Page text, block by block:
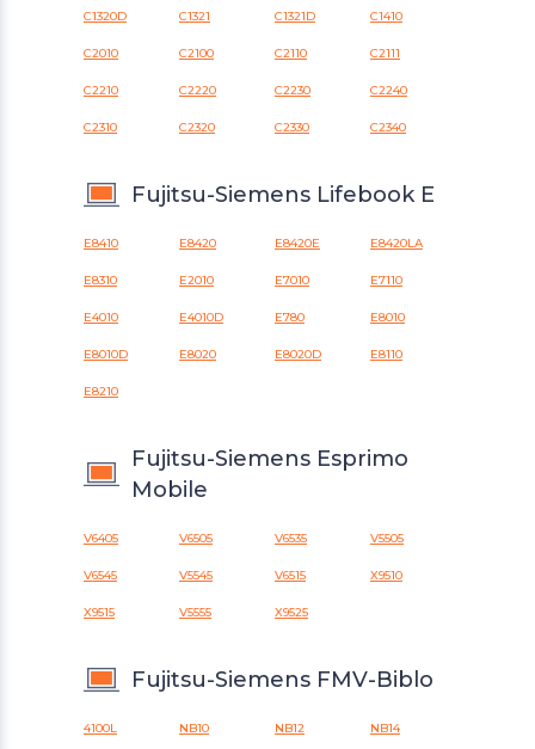
C1320D C1321 C1321D C1410
C2010 C2100 C2110 C2111
C2210 C2220 C2230 C2240
C2310 C2320 C2330 C2340
Fujitsu-Siemens Lifebook E
E8410 E8420 E8420E E8420LA
E8310 E2010 E7010 E7110
E4010 E4010D E780 E8010
E8010D E8020 E8020D E8110
E8210
Fujitsu-Siemens Esprimo
Mobile
V6405 V6505 V6535 V5505
V6545 V5545 V6515 X9510
X9515 V5555 X9525
Fujitsu-Siemens FMV-Biblo
4100L NB10 NB12 NB14